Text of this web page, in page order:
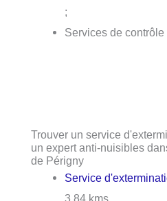
;
Services de
Trouver un service
un expert anti-nuisibles
de Périgny
Service
3.84 kms